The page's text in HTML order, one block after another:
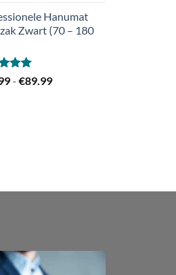
was:
€199.00.
is:
€134.99.
Hanumat
Zwart (70 – 180
- €89.99Prijsklasse: